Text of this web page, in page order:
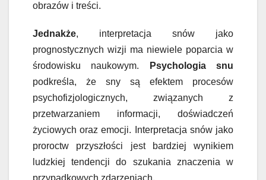
obrazów i treści.
Jednakże, interpretacja snów jako
prognostycznych wizji ma niewiele poparcia w
środowisku naukowym.
Psychologia snu
podkreśla, że sny są efektem procesów
psychofizjologicznych, związanych z
przetwarzaniem informacji, doświadczeń
życiowych oraz emocji. Interpretacja snów jako
proroctw przyszłości jest bardziej wynikiem
ludzkiej tendencji do szukania znaczenia w